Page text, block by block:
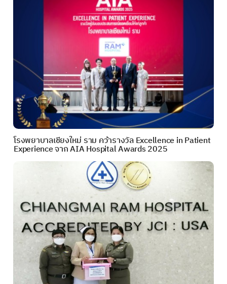
โรงพยาบาลเชียงใหม่ ราม คว้ารางวัล Excellence in Patient
Experience จาก AIA Hospital Awards 2025